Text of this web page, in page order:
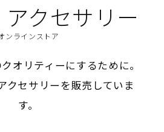
クセサリー
ンラインストア
オリティーにするために。
クセサリーを販売していま
す。